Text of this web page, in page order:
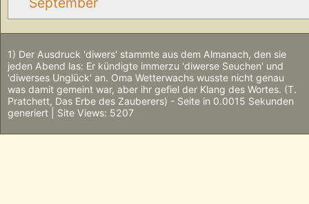
1) Der Ausdruck 'diwers' stammte aus dem Almanach, den sie
jeden Abend las: Er kündigte immerzu 'diwerse Seuchen' und
'diwerses Unglück' an. Oma Wetterwachs wusste nicht genau
was damit gemeint war, aber ihr gefiel der Klang des Wortes. (T.
Pratchett, Das Erbe des Zauberers) - Seite in 0.0015 Sekunden
generiert | Site Views: 5207